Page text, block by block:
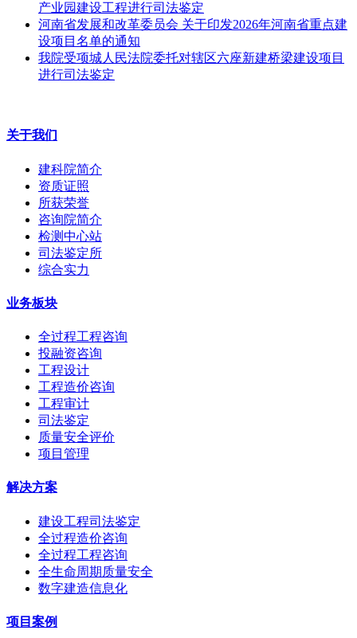
产业园建设工程进行司法鉴定
河南省发展和改革委员会 关于印发2026年河南省重点建
设项目名单的通知
我院受项城人民法院委托对辖区六座新建桥梁建设项目
进行司法鉴定
关于我们
建科院简介
资质证照
所获荣誉
咨询院简介
检测中心站
司法鉴定所
综合实力
业务板块
全过程工程咨询
投融资咨询
工程设计
工程造价咨询
工程审计
司法鉴定
质量安全评价
项目管理
解决方案
建设工程司法鉴定
全过程造价咨询
全过程工程咨询
全生命周期质量安全
数字建造信息化
项目案例